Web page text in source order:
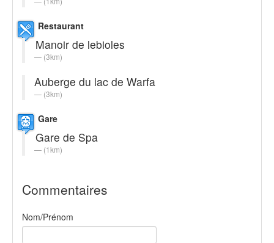
Restaurant
Manoir de lebioles
(3km)
Auberge du lac de Warfa
(3km)
Gare
Gare de Spa
(1km)
Commentaires
Nom/Prénom